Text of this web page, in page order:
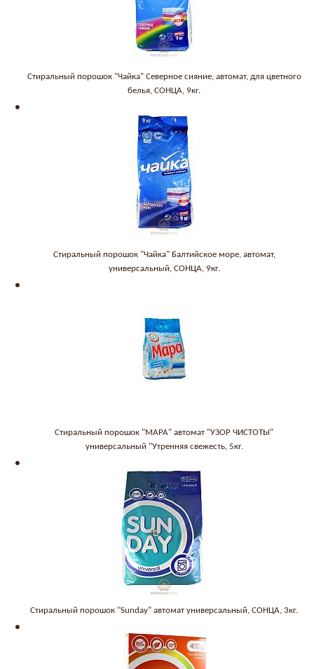
Стиральный порошок "Чайка" Северное сияние, автомат, для цветного
белья, СОНЦА, 9кг.
Стиральный порошок "Чайка" Балтийское море, автомат,
универсальный, СОНЦА, 9кг.
Стиральный порошок "МАРА" автомат "УЗОР ЧИСТОТЫ"
универсальный "Утренняя свежесть, 5кг.
Стиральный порошок "Sunday" автомат универсальный, СОНЦА, 3кг.